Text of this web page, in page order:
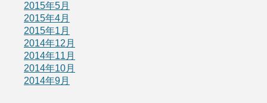
2015年5月
2015年4月
2015年1月
2014年12月
2014年11月
2014年10月
2014年9月